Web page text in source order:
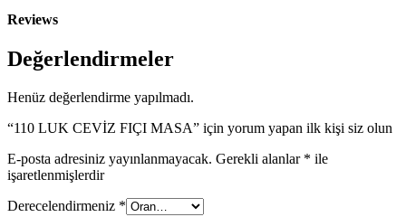
Reviews
Değerlendirmeler
Henüz değerlendirme yapılmadı.
“110 LUK CEVİZ FIÇI MASA” için yorum yapan ilk kişi siz olun
E-posta adresiniz yayınlanmayacak. Gerekli alanlar * ile
işaretlenmişlerdir
Derecelendirmeniz *